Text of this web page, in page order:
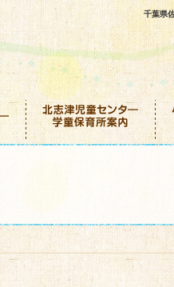
千葉県